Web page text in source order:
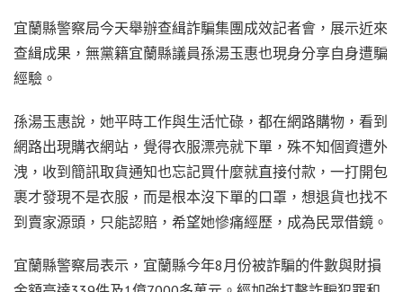
宜蘭縣警察局今天舉辦查緝詐騙集團成效記者會，展示近來
查緝成果，無黨籍宜蘭縣議員孫湯玉惠也現身分享自身遭騙
經驗。
孫湯玉惠說，她平時工作與生活忙碌，都在網路購物，看到
網路出現購衣網站，覺得衣服漂亮就下單，殊不知個資遭外
洩，收到簡訊取貨通知也忘記買什麼就直接付款，一打開包
裹才發現不是衣服，而是根本沒下單的口罩，想退貨也找不
到賣家源頭，只能認賠，希望她慘痛經歷，成為民眾借鏡。
宜蘭縣警察局表示，宜蘭縣今年8月份被詐騙的件數與財損